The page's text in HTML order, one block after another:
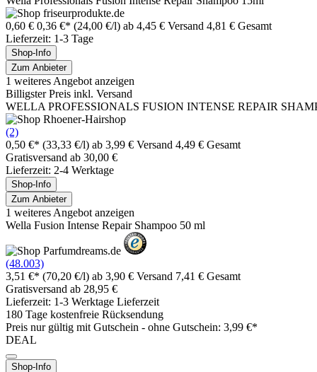
0,60 € 0,36 €* (24,00 €/l) ab 4,45 € Versand 4,81 € Gesamt
Lieferzeit: 1-3 Tage
Shop-Info
Zum Anbieter
1 weiteres Angebot anzeigen
Billigster Preis inkl. Versand
WELLA PROFESSIONALS FUSION INTENSE REPAIR
(2)
0,50 €* (33,33 €/l) ab 3,99 € Versand 4,49 € Gesamt
Gratisversand ab 30,00 €
Lieferzeit: 2-4 Werktage
Shop-Info
Zum Anbieter
1 weiteres Angebot anzeigen
Wella Fusion Intense Repair Shampoo 50 ml
(48.003)
3,51 €* (70,20 €/l) ab 3,90 € Versand 7,41 € Gesamt
Gratisversand ab 28,95 €
Lieferzeit: 1-3 Werktage Lieferzeit
180 Tage kostenfreie Rücksendung
Preis nur gültig mit Gutschein - ohne Gutschein: 3,99 €*
DEAL
Shop-Info